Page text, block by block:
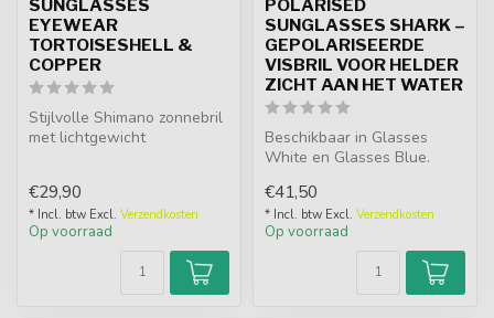
SUNGLASSES
EYEWEAR
TORTOISESHELL &
COPPER
Stijlvolle Shimano zonnebril
met lichtgewicht
€29,90
* Incl. btw Excl. Verzendkosten
Op voorraad
POLARISED
SUNGLASSES SHARK –
GEPOLARISEERDE
VISBRIL VOOR HELDER
ZICHT AAN HET WATER
Beschikbaar in Glasses
White en Glasses Blue.
met ...
€41,50
* Incl. btw Excl. Verzendkosten
Op voorraad